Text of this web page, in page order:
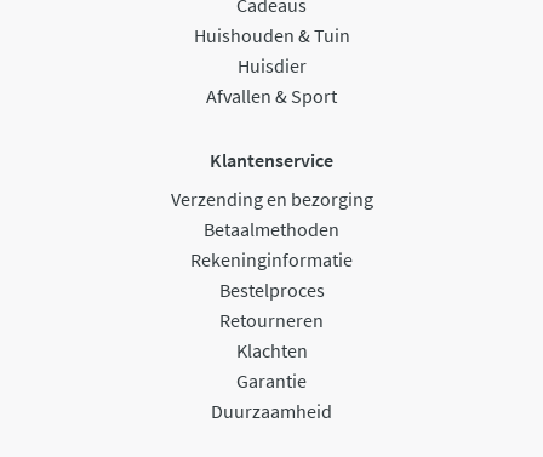
Cadeaus
Huishouden & Tuin
Huisdier
Afvallen & Sport
Klantenservice
Verzending en bezorging
Betaalmethoden
Rekeninginformatie
Bestelproces
Retourneren
Klachten
Garantie
Duurzaamheid